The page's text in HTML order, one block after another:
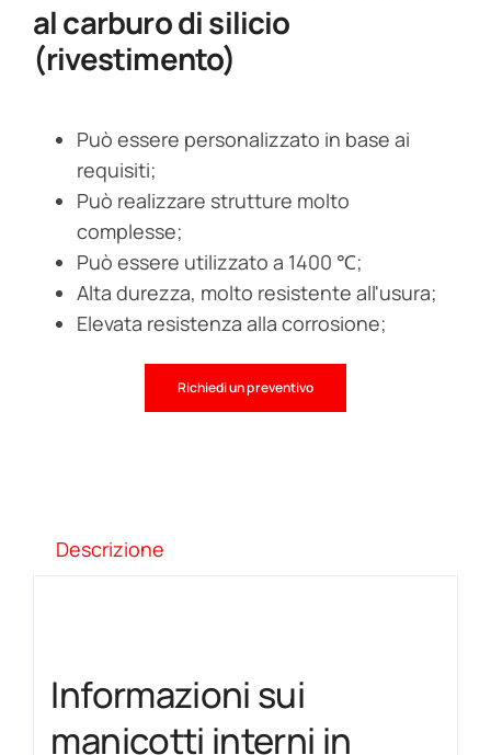
al carburo di silicio
(rivestimento)
Può essere personalizzato in base ai
requisiti;
Può realizzare strutture molto
complesse;
Può essere utilizzato a 1400 ℃;
Alta durezza, molto resistente all'usura;
Elevata resistenza alla corrosione;
Richiedi un preventivo
Descrizione
Informazioni sui
manicotti interni in